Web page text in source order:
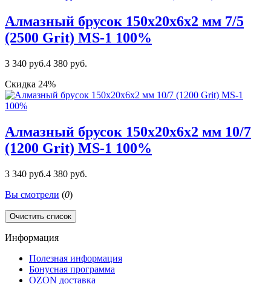
Алмазный брусок 150х20х6х2 мм 7/5
(2500 Grit) МS-1 100%
3 340 руб.4 380 руб.
Скидка 24%
Алмазный брусок 150х20х6х2 мм 10/7
(1200 Grit) MS-1 100%
3 340 руб.4 380 руб.
Вы смотрели (0)
Очистить список
Информация
Полезная информация
Бонусная программа
OZON доставка